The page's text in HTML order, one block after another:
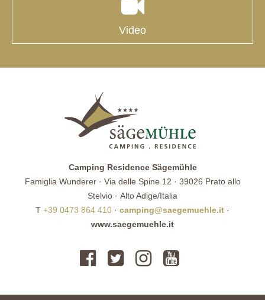
Video
Camping Residence Sägemühle
Famiglia Wunderer · Via delle Spine 12 · 39026 Prato allo
Stelvio · Alto Adige/Italia
T +39 0473 864 410 · camping@saegemuehle.it ·
www.saegemuehle.it